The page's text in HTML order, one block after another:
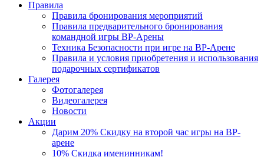
Правила
Правила бронирования мероприятий
Правила предварительного бронирования
командной игры ВР-Арены
Техника Безопасности при игре на ВР-Арене
Правила и условия приобретения и использования
подарочных сертификатов
Галерея
Фотогалерея
Видеогалерея
Новости
Акции
Дарим 20% Скидку на второй час игры на ВР-
арене
10% Скидка именинникам!